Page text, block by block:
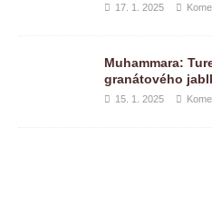
17. 1. 2025
Muhammara:
granátového
15. 1. 2025